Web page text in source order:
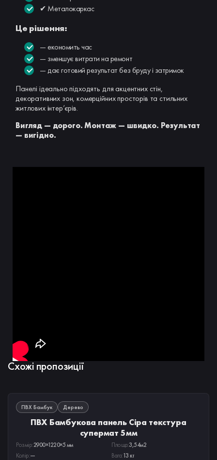
✔ Металокаркас
Це рішення:
— економить час
— зменшує витрати на ремонт
— дає готовий результат без бруду і затримок
Панелі ідеально підходять для акцентних стін,
декоративних зон, комерційних просторів та стильних
житлових інтер’єрів.
Вигляд — дорого. Монтаж — швидко. Результат
— вигідно.
Схожі пропозиції
В НАЯВНОСТІ
ПВХ Бамбук Дерево
ПВХ Бамбукова панель Сіра текстура
супермат 5мм
Розмір:2900×1220×5 мм Площа:3,54м2
Колір:— Вага:13 кг